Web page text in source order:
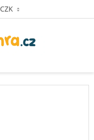
CZK